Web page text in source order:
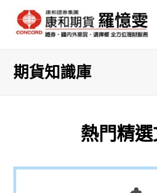
期貨知識庫
熱門精